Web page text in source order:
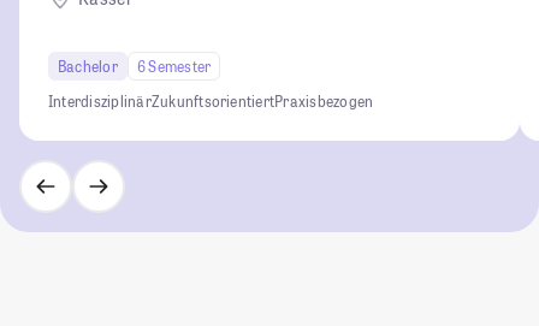
Bachelor
6 Semester
InterdisziplinärZukunftsorientiertPraxisbezogen